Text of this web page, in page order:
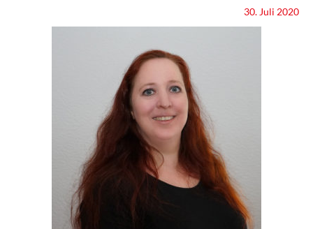
30. Juli 2020